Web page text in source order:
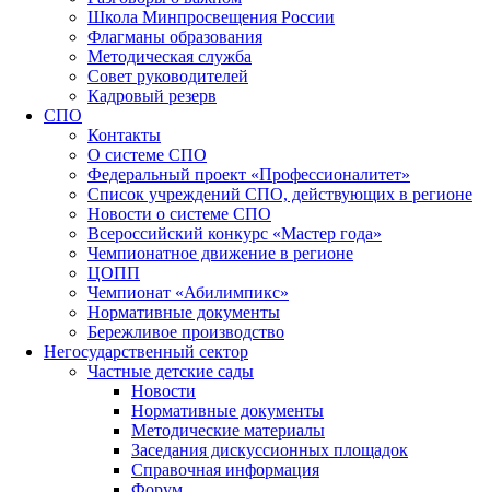
Школа Минпросвещения России
Флагманы образования
Методическая служба
Совет руководителей
Кадровый резерв
СПО
Контакты
О системе СПО
Федеральный проект «Профессионалитет»
Список учреждений СПО, действующих в регионе
Новости о системе СПО
Всероссийский конкурс «Мастер года»
Чемпионатное движение в регионе
ЦОПП
Чемпионат «Абилимпикс»
Нормативные документы
Бережливое производство
Негосударственный сектор
Частные детские сады
Новости
Нормативные документы
Методические материалы
Заседания дискуссионных площадок
Справочная информация